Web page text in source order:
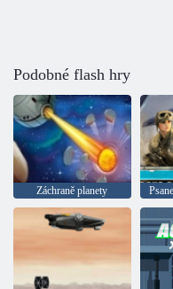
Podobné flash hry
Záchraně planety